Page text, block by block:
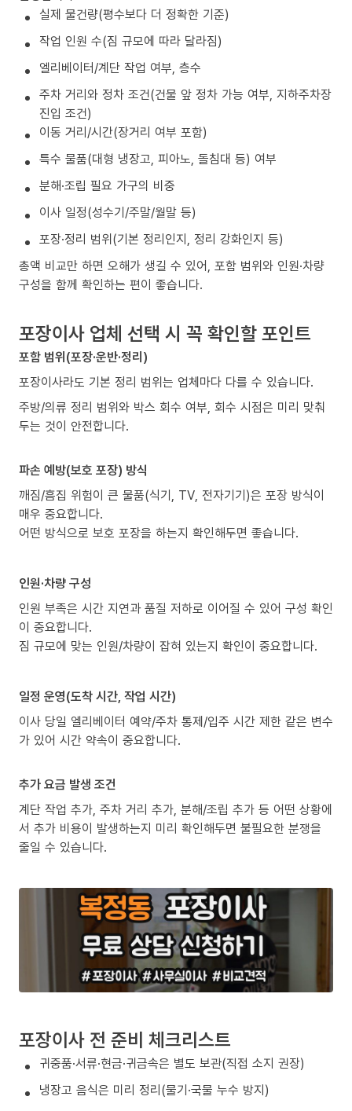
실제 물건량(평수보다 더 정확한 기준)
작업 인원 수(짐 규모에 따라 달라짐)
엘리베이터/계단 작업 여부, 층수
주차 거리와 정차 조건(건물 앞 정차 가능 여부, 지하주차장
진입 조건)
이동 거리/시간(장거리 여부 포함)
특수 물품(대형 냉장고, 피아노, 돌침대 등) 여부
분해·조립 필요 가구의 비중
이사 일정(성수기/주말/월말 등)
포장·정리 범위(기본 정리인지, 정리 강화인지 등)
총액 비교만 하면 오해가 생길 수 있어, 포함 범위와 인원·차량
구성을 함께 확인하는 편이 좋습니다.
포장이사 업체 선택 시 꼭 확인할 포인트
포함 범위(포장·운반·정리)
포장이사라도 기본 정리 범위는 업체마다 다를 수 있습니다.
주방/의류 정리 범위와 박스 회수 여부, 회수 시점은 미리 맞춰
두는 것이 안전합니다.
파손 예방(보호 포장) 방식
깨짐/흠집 위험이 큰 물품(식기, TV, 전자기기)은 포장 방식이
매우 중요합니다.
어떤 방식으로 보호 포장을 하는지 확인해두면 좋습니다.
인원·차량 구성
인원 부족은 시간 지연과 품질 저하로 이어질 수 있어 구성 확인
이 중요합니다.
짐 규모에 맞는 인원/차량이 잡혀 있는지 확인이 중요합니다.
일정 운영(도착 시간, 작업 시간)
이사 당일 엘리베이터 예약/주차 통제/입주 시간 제한 같은 변수
가 있어 시간 약속이 중요합니다.
추가 요금 발생 조건
계단 작업 추가, 주차 거리 추가, 분해/조립 추가 등 어떤 상황에
서 추가 비용이 발생하는지 미리 확인해두면 불필요한 분쟁을
줄일 수 있습니다.
포장이사 전 준비 체크리스트
귀중품·서류·현금·귀금속은 별도 보관(직접 소지 권장)
냉장고 음식은 미리 정리(물기·국물 누수 방지)